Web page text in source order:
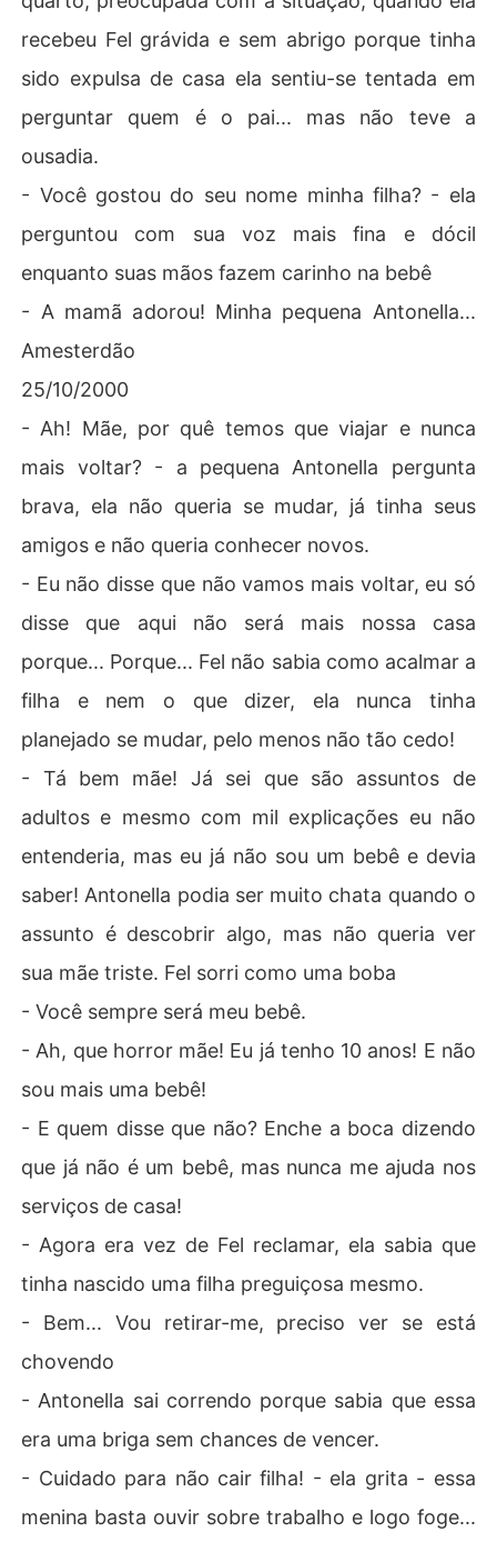
recebeu Fel grávida e sem abrigo porque tinha
sido expulsa de casa ela sentiu-se tentada em
perguntar quem é o pai... mas não teve a
ousadia.
- Você gostou do seu nome minha filha? - ela
perguntou com sua voz mais fina e dócil
enquanto suas mãos fazem carinho na bebê
- A mamã adorou! Minha pequena Antonella...
Amesterdão
25/10/2000
- Ah! Mãe, por quê temos que viajar e nunca
mais voltar? - a pequena Antonella pergunta
brava, ela não queria se mudar, já tinha seus
amigos e não queria conhecer novos.
- Eu não disse que não vamos mais voltar, eu só
disse que aqui não será mais nossa casa
porque... Porque... Fel não sabia como acalmar a
filha e nem o que dizer, ela nunca tinha
planejado se mudar, pelo menos não tão cedo!
- Tá bem mãe! Já sei que são assuntos de
adultos e mesmo com mil explicações eu não
entenderia, mas eu já não sou um bebê e devia
saber! Antonella podia ser muito chata quando o
assunto é descobrir algo, mas não queria ver
sua mãe triste. Fel sorri como uma boba
- Você sempre será meu bebê.
- Ah, que horror mãe! Eu já tenho 10 anos! E não
sou mais uma bebê!
- E quem disse que não? Enche a boca dizendo
que já não é um bebê, mas nunca me ajuda nos
serviços de casa!
- Agora era vez de Fel reclamar, ela sabia que
tinha nascido uma filha preguiçosa mesmo.
- Bem... Vou retirar-me, preciso ver se está
chovendo
- Antonella sai correndo porque sabia que essa
era uma briga sem chances de vencer.
- Cuidado para não cair filha! - ela grita - essa
menina basta ouvir sobre trabalho e logo foge...